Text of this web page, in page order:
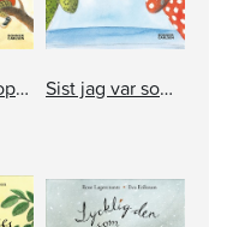
Mitt hjärta hoppar och skrattar Sist jag var som lyckligast